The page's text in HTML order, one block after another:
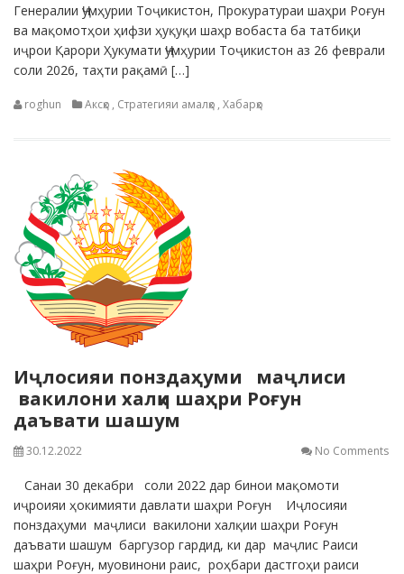
Генералии Ҷумҳурии Тоҷикистон, Прокуратураи шаҳри Роғун
ва мақомотҳои ҳифзи ҳуқуқи шаҳр вобаста ба татбиқи
иҷрои Қарори Ҳукумати Ҷумҳурии Тоҷикистон аз 26 феврали
соли 2026, таҳти рақамӣ […]
roghun Аксҳо , Стратегияи амалҳо , Хабарҳо
Иҷлосияи понздаҳуми маҷлиси
вакилони халқи шаҳри Роғун
даъвати шашум
30.12.2022 No Comments
Санаи 30 декабри соли 2022 дар бинои мақомоти
иҷроияи ҳокимияти давлати шаҳри Роғун Иҷлосияи
понздаҳуми маҷлиси вакилони халқии шаҳри Роғун
даъвати шашум баргузор гардид, ки дар маҷлис Раиси
шаҳри Роғун, муовинони раис, роҳбари дастгоҳи раиси